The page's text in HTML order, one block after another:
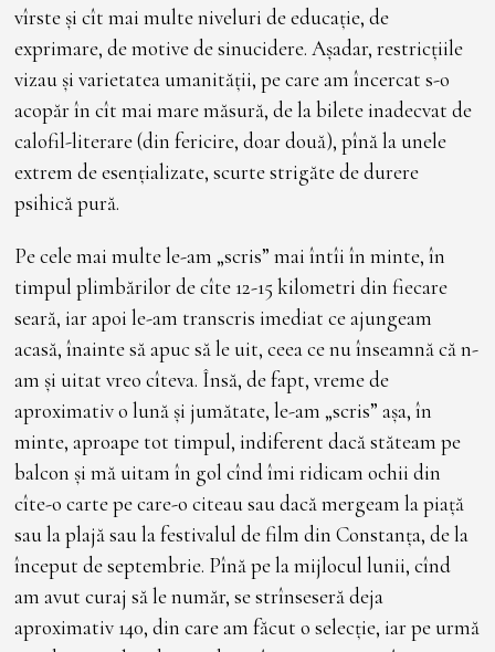
vîrste și cît mai multe niveluri de educație, de
exprimare, de motive de sinucidere. Așadar, restricțiile
vizau și varietatea umanității, pe care am încercat s-o
acopăr în cît mai mare măsură, de la bilete inadecvat de
calofil-literare (din fericire, doar două), pînă la unele
extrem de esențializate, scurte strigăte de durere
psihică pură.
Pe cele mai multe le-am „scris” mai întîi în minte, în
timpul plimbărilor de cîte 12-15 kilometri din fiecare
seară, iar apoi le-am transcris imediat ce ajungeam
acasă, înainte să apuc să le uit, ceea ce nu înseamnă că n-
am și uitat vreo cîteva. Însă, de fapt, vreme de
aproximativ o lună și jumătate, le-am „scris” așa, în
minte, aproape tot timpul, indiferent dacă stăteam pe
balcon și mă uitam în gol cînd îmi ridicam ochii din
cîte-o carte pe care-o citeau sau dacă mergeam la piață
sau la plajă sau la festivalul de film din Constanța, de la
început de septembrie. Pînă pe la mijlocul lunii, cînd
am avut curaj să le număr, se strînseseră deja
aproximativ 140, din care am făcut o selecție, iar pe urmă